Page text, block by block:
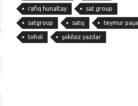
rafiq hunaltay sat group
satgroup satış teymur paşa
təhsil şəkilsiz yazılar